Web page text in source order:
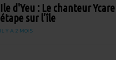
Ile d'Yeu : Le chanteur
étape sur l’île
IL Y A 2 MOIS